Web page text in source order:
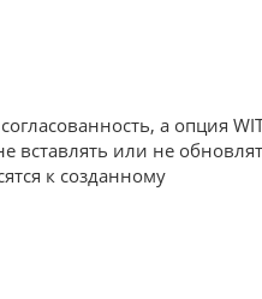
а опция
вставлять или не
к созданному